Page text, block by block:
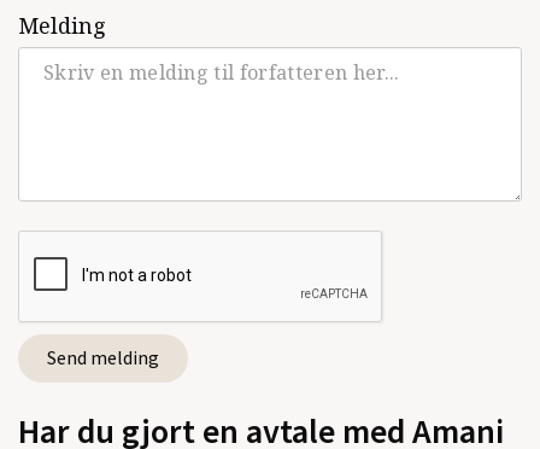
Melding
Har du gjort en avtale med Amani